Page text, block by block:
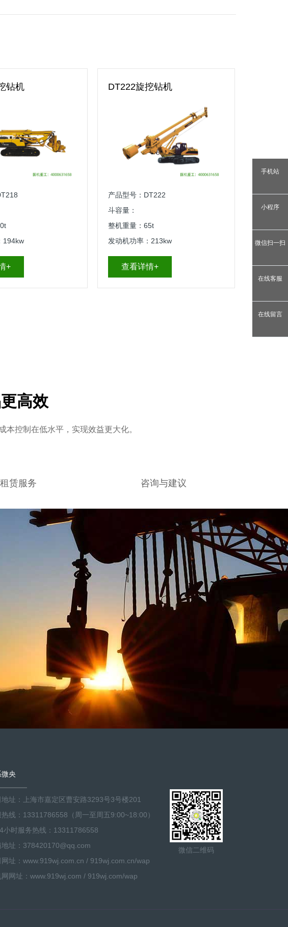
钻机
194kw
+
DT222旋挖钻机
产品型号：DT222
斗容量：
整机重量：65t
发动机功率：213kw
查看详情+
高效
控制在低水平，实现效益更大化。
租赁服务 咨询与建议
央
地址：上海市嘉定区曹安路3293号3号楼201
热线：13311786558（周一至周五9:00~18:00）
小时服务热线：13311786558
地址：378420170@qq.com
网址：www.919wj.com.cn / 919wj.com.cn/wap
网网址：www.919wj.com / 919wj.com/wap
微信二维码
手机站
小程序
微信扫一扫
在线客服
在线留言